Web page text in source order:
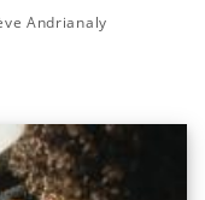
Andrianaly